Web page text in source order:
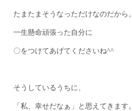
たまたまそうなっただけなのだから。
一生懸命頑張った自分に
〇をつけてあげてくださいね^^
そうしているうちに、
「私、幸せだなぁ」と思えてきます。